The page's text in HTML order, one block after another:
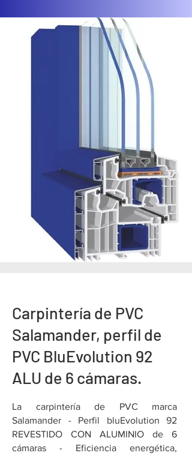
Carpintería de PVC
Salamander, perfil de
PVC BluEvolution 92
ALU de 6 cámaras.
La carpintería de PVC marca
Salamander - Perfil bluEvolution 92
REVESTIDO CON ALUMINIO de 6
cámaras - Eficiencia energética,